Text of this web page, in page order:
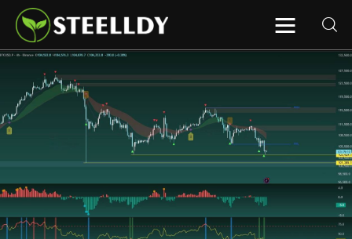
STEELLDY
assist companies, fintechs, and
institutions in two key areas: ◙
Economic and financial statistical
modeling via our DaaS & SaaS
software (macroeconomic index
platform). Analysis of the transition to
a multipolar world: stablecoins, gold,
copper, precious metals, industrial
rubles, CBDC, BISIH, mBridge, Unified
Ledger, BRICS, and global regulations.
◙ Web3 Law & Taxation Legal and Tax
structuring of blockchain-based
projects, RWA, tokenization,